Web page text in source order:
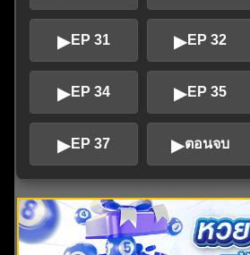
▶EP 31 ▶EP 32
▶EP 34 ▶EP 35
▶EP 37 ▶ตอนจบ